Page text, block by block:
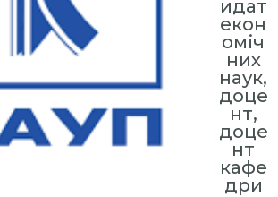
идат
екон
оміч
них
наук,
доце
нт,
доце
нт
кафе
дри